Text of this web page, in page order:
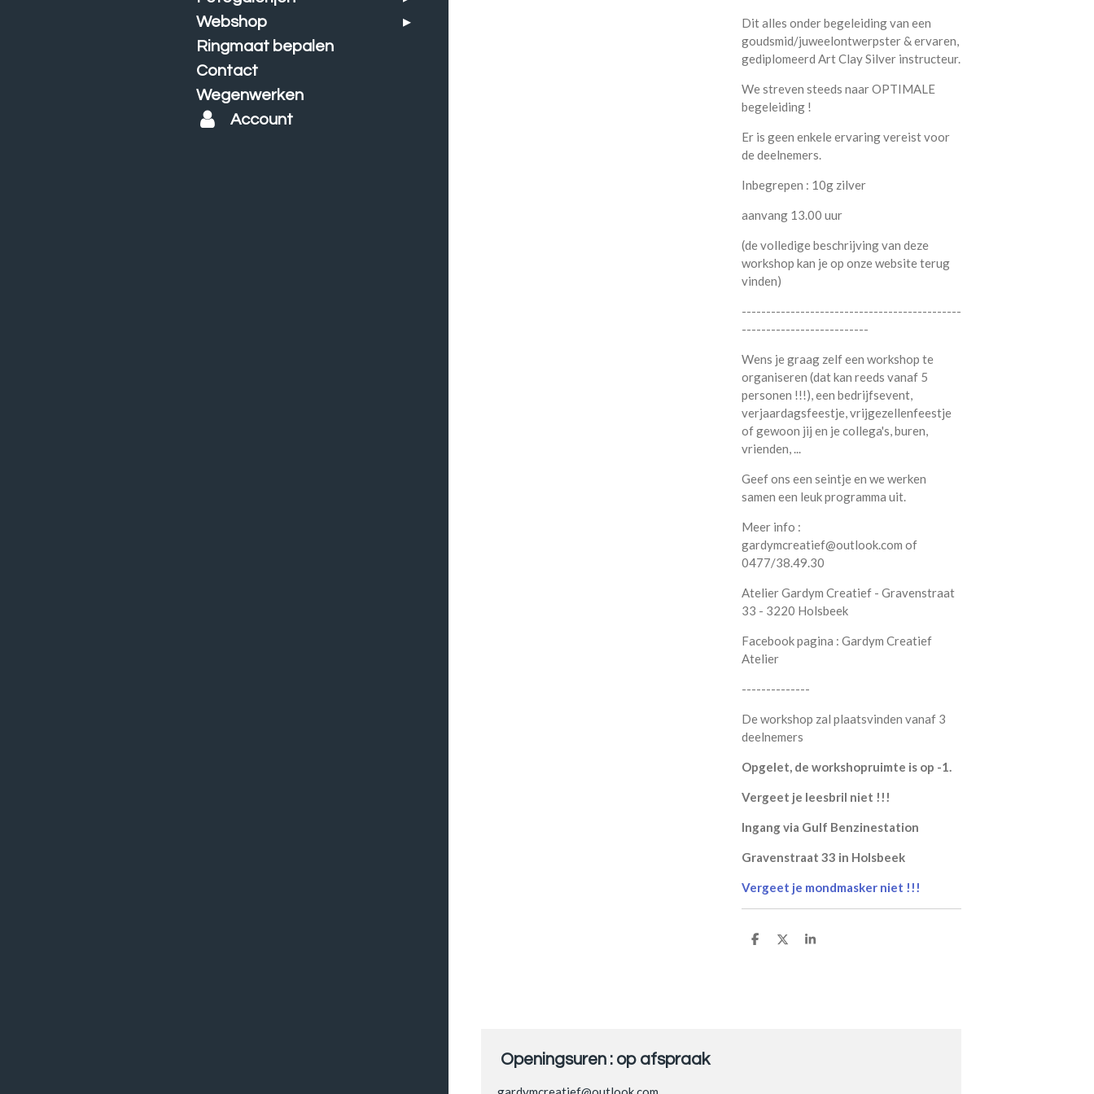
Dit alles onder begeleiding van een
goudsmid/juweelontwerpster & ervaren,
gediplomeerd Art Clay Silver instructeur.
We streven steeds naar OPTIMALE
begeleiding !
Er is geen enkele ervaring vereist voor
de deelnemers.
Inbegrepen : 10g zilver
aanvang 13.00 uur
(de volledige beschrijving van deze
workshop kan je op onze website terug
vinden)
---------------------------------------------
--------------------------
Wens je graag zelf een workshop te
organiseren (dat kan reeds vanaf 5
personen !!!), een bedrijfsevent,
verjaardagsfeestje, vrijgezellenfeestje
of gewoon jij en je collega's, buren,
vrienden, ...
Geef ons een seintje en we werken
samen een leuk programma uit.
Meer info :
gardymcreatief@outlook.com of
0477/38.49.30
Atelier Gardym Creatief - Gravenstraat
33 - 3220 Holsbeek
Facebook pagina : Gardym Creatief
Atelier
--------------
De workshop zal plaatsvinden vanaf 3
deelnemers
Opgelet, de workshopruimte is op -1.
Vergeet je leesbril niet !!!
Ingang via Gulf Benzinestation
Gravenstraat 33 in Holsbeek
Vergeet je mondmasker niet !!!
D
D
S
Openingsuren : op afspraak
Webshop
Ringmaat bepalen
Contact
Wegenwerken
Account